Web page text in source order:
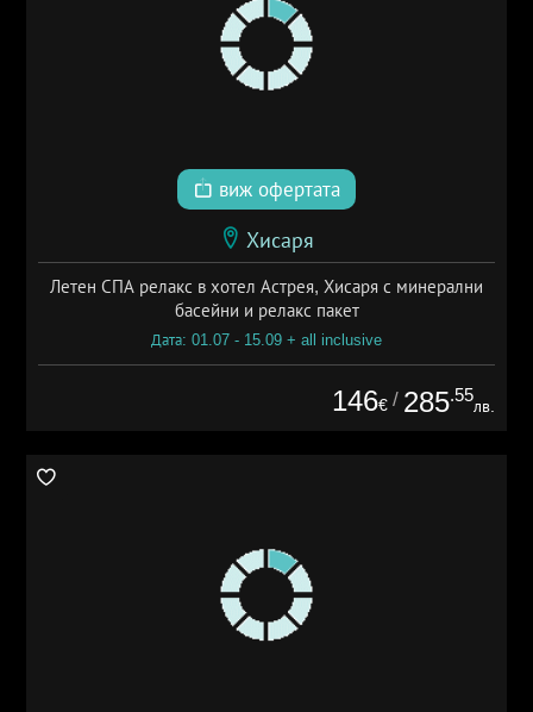
виж офертата
Хисаря
Летен СПА релакс в хотел Астрея, Хисаря с минерални
басейни и релакс пакет
Дата: 01.07 - 15.09 + all inclusive
146€ / 285.55
лв.